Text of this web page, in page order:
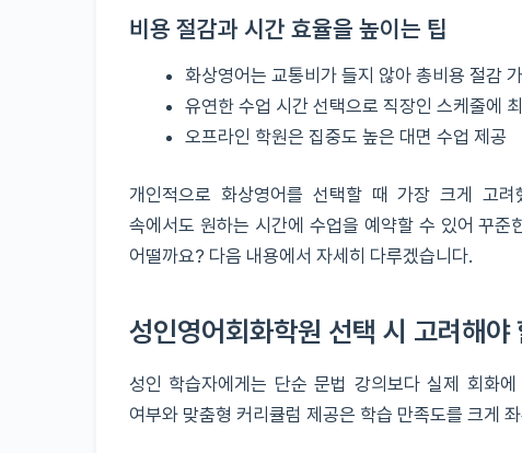
비용 절감과 시간 효율을 높이는 팁
화상영어는 교통비가 들지 않아 총비용 절감
유연한 수업 시간 선택으로 직장인 스케줄에
오프라인 학원은 집중도 높은 대면 수업 제공
개인적으로 화상영어를 선택할 때 가장 크게 고려
속에서도 원하는 시간에 수업을 예약할 수 있어 꾸
어떨까요? 다음 내용에서 자세히 다루겠습니다.
성인영어회화학원 선택 시 고려해야
성인 학습자에게는 단순 문법 강의보다 실제 회화
여부와 맞춤형 커리큘럼 제공은 학습 만족도를 크게